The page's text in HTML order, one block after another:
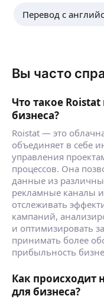
Перевод с
Вы часто
Что такое
бизнеса?
Roistat — это
объединяет в себе
управления
процессов. Она
данные из
рекламные каналы
отслеживать
кампаний,
и оптимизировать
принимать более
прибыльность
Как происходит
для бизнеса?